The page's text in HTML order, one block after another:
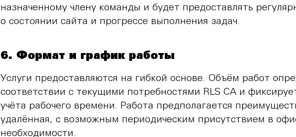
назначенному члену команды и будет предоставлять
о состоянии сайта и прогрессе выполнения задач.
6. Формат и график работы
Услуги предоставляются на гибкой основе. Объём работ
соответствии с текущими потребностями RLS CA и
учёта рабочего времени. Работа предполагается
удалённая, с возможным периодическим присутствием в
необходимости.